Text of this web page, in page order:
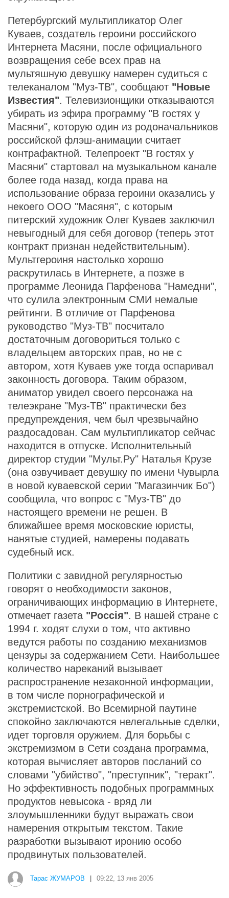
Петербургский мультипликатор Олег
Куваев, создатель героини российского
Интернета Масяни, после официального
возвращения себе всех прав на
мультяшную девушку намерен судиться с
телеканалом "Муз-ТВ", сообщают "Новые
Известия". Телевизионщики отказываются
убирать из эфира программу "В гостях у
Масяни", которую один из родоначальников
российской флэш-анимации считает
контрафактной. Телепроект "В гостях у
Масяни" стартовал на музыкальном канале
более года назад, когда права на
использование образа героини оказались у
некоего ООО "Масяня", с которым
питерский художник Олег Куваев заключил
невыгодный для себя договор (теперь этот
контракт признан недействительным).
Мультгероиня настолько хорошо
раскрутилась в Интернете, а позже в
программе Леонида Парфенова "Намедни",
что сулила электронным СМИ немалые
рейтинги. В отличие от Парфенова
руководство "Муз-ТВ" посчитало
достаточным договориться только с
владельцем авторских прав, но не с
автором, хотя Куваев уже тогда оспаривал
законность договора. Таким образом,
аниматор увидел своего персонажа на
телеэкране "Муз-ТВ" практически без
предупреждения, чем был чрезвычайно
раздосадован. Сам мультипликатор сейчас
находится в отпуске. Исполнительный
директор студии "Мульт.Ру" Наталья Крузе
(она озвучивает девушку по имени Чувырла
в новой куваевской серии "Магазинчик Бо")
сообщила, что вопрос с "Муз-ТВ" до
настоящего времени не решен. В
ближайшее время московские юристы,
нанятые студией, намерены подавать
судебный иск.
Политики с завидной регулярностью
говорят о необходимости законов,
ограничивающих информацию в Интернете,
отмечает газета "Россiя". В нашей стране с
1994 г. ходят слухи о том, что активно
ведутся работы по созданию механизмов
цензуры за содержанием Сети. Наибольшее
количество нареканий вызывает
распространение незаконной информации,
в том числе порнографической и
экстремистской. Во Всемирной паутине
спокойно заключаются нелегальные сделки,
идет торговля оружием. Для борьбы с
экстремизмом в Сети создана программа,
которая вычисляет авторов посланий со
словами "убийство", "преступник", "теракт".
Но эффективность подобных программных
продуктов невысока - вряд ли
злоумышленники будут выражать свои
намерения открытым текстом. Такие
разработки вызывают иронию особо
продвинутых пользователей.
Тарас ЖУМАРОВ 09:22, 13 янв 2005